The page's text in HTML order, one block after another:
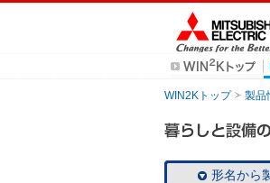
WIN2Kトップ 製品
形名から